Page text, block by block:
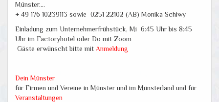
Münster....
+ 49 176 10239113 sowie 0251 22102 (AB) Monika Schiwy
Einladung zum Unternehmerfrühstück, Mi 6:45 Uhr bis 8:45
Uhr im Factoryhotel oder Do mit Zoom
Gäste erwünscht bitte mit Anmeldung
Dein Münster
für Firmen und Vereine in Münster und im Münsterland und für
Veranstaltungen